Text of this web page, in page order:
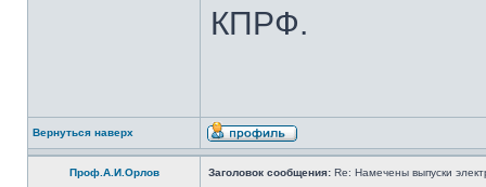
КПРФ.
Вернуться наверх
Проф.А.И.Орлов Заголовок сообщения: Re: Намечены выпуски